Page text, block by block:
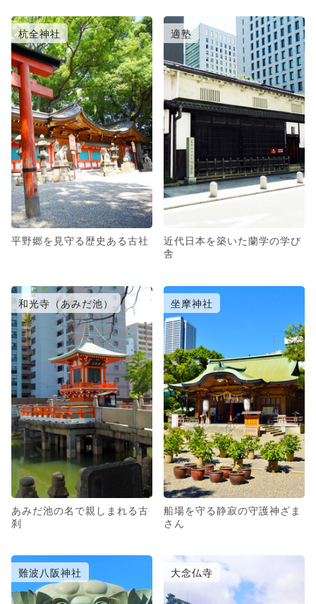
杭全神社
平野郷を見守る歴史ある古社
適塾
近代日本を築いた蘭学の学び
舎
和光寺（あみだ池）
あみだ池の名で親しまれる古
刹
坐摩神社
船場を守る静寂の守護神ざま
さん
難波八阪神社 大念仏寺